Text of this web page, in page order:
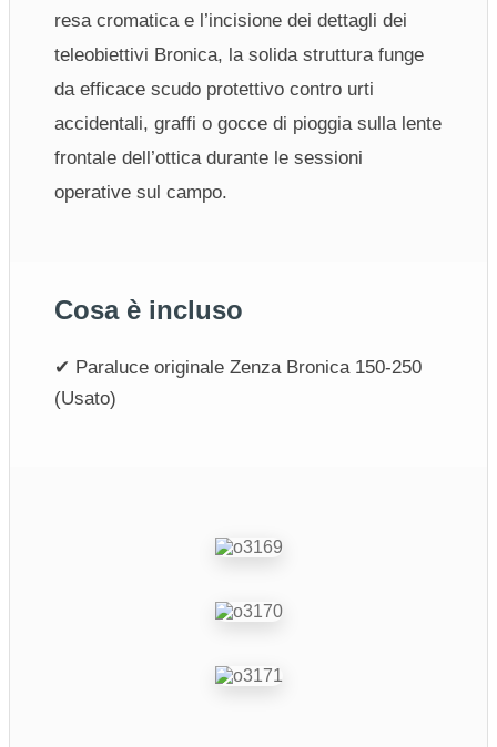
resa cromatica e l’incisione dei dettagli dei
teleobiettivi Bronica, la solida struttura funge
da efficace scudo protettivo contro urti
accidentali, graffi o gocce di pioggia sulla lente
frontale dell’ottica durante le sessioni
operative sul campo.
Cosa è incluso
✔ Paraluce originale Zenza Bronica 150-250
(Usato)